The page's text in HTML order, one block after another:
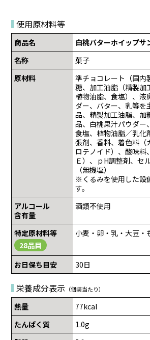
使用原材料等
商品名
白桃バターホイップサ
名称
菓子
原材料
準チョコレート（国内
糖、加工油脂（精製加
植物油脂、食塩）、液
ダー、バター、乳等を
品、精製加工油脂、加
品、白桃果汁パウダー
食塩、植物油脂／乳化
張剤、香料、着色料（
ロテノイド）、酸味料
Ｅ）、ｐH調整剤、セ
（無機塩）
※くるみを使用した設
す。
アルコール
含有量
酒類不使用
特定原材料等
28品目
小麦・卵・乳・大豆・
お日保ち目安 30日
栄養成分表示 （個装当たり）
熱量
77kcal
たんぱく質
1.0g